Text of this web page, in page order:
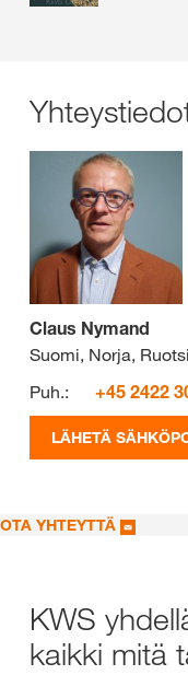
Claus Nymand
Suomi, Norja,
Puh.:
+45 2422
LÄHETÄ
OTA YHTEYTTÄ
KWS
kaikki mitä